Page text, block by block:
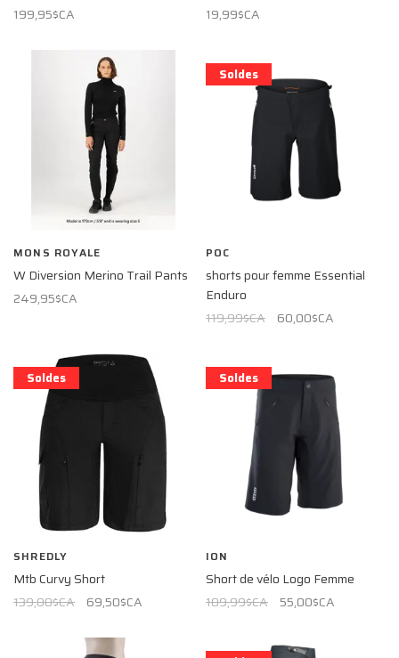
199,95$CA
19,99$CA
MONS ROYALE
W Diversion Merino Trail Pants
249,95$CA
Soldes
POC
shorts pour femme Essential
Enduro
119,99$CA
60,00$CA
Soldes
SHREDLY
Mtb Curvy Short
139,00$CA
69,50$CA
Soldes
ION
Short de vélo Logo Femme
109,99$CA 55,00$CA